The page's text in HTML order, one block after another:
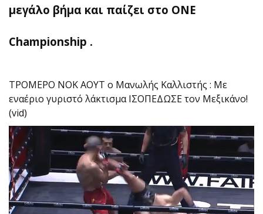
μεγάλο βήμα και παίζει στο ONE
Championship .
ΤΡΟΜΕΡΟ ΝΟΚ ΑΟΥΤ ο Μανωλής Καλλιστής : Με
εναέριο γυριστό λάκτισμα ΙΣΟΠΕΔΩΣΕ τον Μεξικάνο!
(vid)